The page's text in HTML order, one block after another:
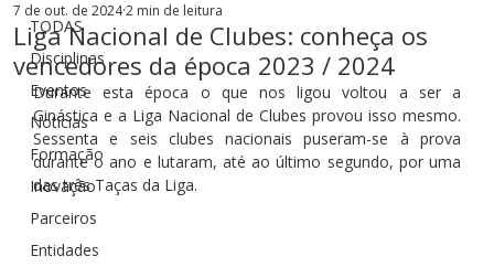
TODAS
Disciplinas
Eventos
Notícias
Formação
Inovação
Parceiros
Entidades
Liga Nacional de Clubes: conheça os
vencedores da época 2023 / 2024
7 de out. de 20242 min de leitura
Durante esta época o que nos ligou voltou a ser a
Ginástica e a Liga Nacional de Clubes provou isso mesmo.
Sessenta e seis clubes nacionais puseram-se à prova
durante o ano e lutaram, até ao último segundo, por uma
das três Taças da Liga.